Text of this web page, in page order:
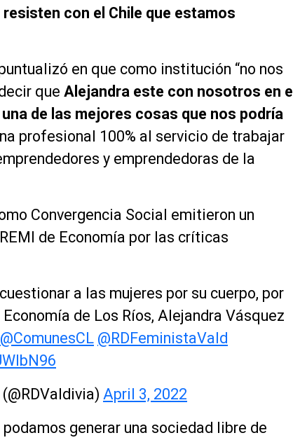
con el Chile que estamos
en que como institución “no nos
que Alejandra este con nosotros en el
de las mejores cosas que nos podría
profesional 100% al servicio de trabajar
y emprendedoras de la
Convergencia Social emitieron un
de Economía por las críticas
a las mujeres por su cuerpo, por
de Los Ríos, Alejandra Vásquez
@ComunesCL @RDFeministaVald
April 3, 2022
generar una sociedad libre de